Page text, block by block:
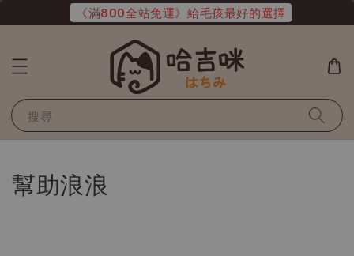
《滿800全站免運》給毛孩最好的選擇
搜尋
幫助浪浪